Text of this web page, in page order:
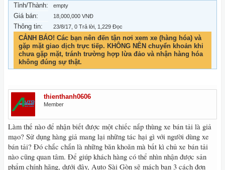
Tỉnh/Thành: empty
Giá bán: 18,000,000 VNĐ
Thông tin: 23/8/17 , 0 Trả lời, 1,229 Đọc
CẢNH BÁO! Các bạn nên đến tận nơi xem xe (hàng hóa) và
gặp mặt giao dịch trực tiếp. KHÔNG NÊN chuyển khoản khi
chưa gặp mặt, tránh trường hợp lừa đảo và nhận hàng hóa
không đúng sự thật.
thienthanh0606
Member
Làm thế nào để nhận biết được một chiếc nắp thùng xe bán tải là giả
mạo? Sử dụng hàng giả mang lại những tác hại gì với người dùng xe
bán tải? Đó chắc chắn là những băn khoăn mà bất kì chủ xe bán tải
nào cũng quan tâm. Để giúp khách hàng có thể nhìn nhận được sản
phẩm chính hãng, dưới đây, Auto Sài Gòn sẽ mách bạn 3 cách đơn